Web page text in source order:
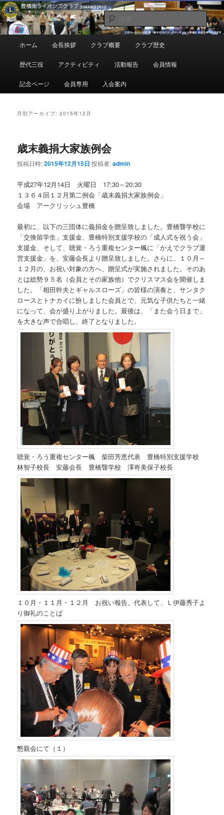
メ
イ
ン
コ
サ
ブ
コ
ン
豊橋南ライオンズクラブ
地域奉仕ボランティア
検
索
ュ
ホーム 会長挨拶 クラブ概要 クラブ歴史
歴代三役 アクティビティ 活動報告 会員情報
記念ページ 会員専用 入会案内
月別アーカイブ:2015年12月
歳末義捐大家族例会
投稿日時:2015年12月15日 投稿者:admin
平成27年12月14日 火曜日 17:30～20:30
１３６４回１２月第二例会「歳末義捐大家族例会」
会場 アークリッシュ豊橋
最初に、以下の三団体に義捐金を贈呈致しました。豊橋聾学校に
「交換留学生」支援金、豊橋特別支援学校の「成人式を祝う会」
支援金、そして、聴覚・ろう重複センター楓に「かえでクラブ運
営支援金」を、安藤会長より贈呈致しました。さらに、１０月～
１２月の、お祝い対象の方へ、贈呈式が実施されました。そのあ
とは総勢９５名（会員とその家族他）でクリスマス会を開催しま
した。「相田幹夫とギャルスローズ」の皆様の演奏と、サンタク
ロースとトナカイに扮しました会員とで、元気な子供たちと一緒
になって、会が盛り上がりました。最後は、「また会う日まで」
を大きな声で合唱し、終了となりました。
聴覚・ろう重複センター楓 柴田芳恵代表 豊橋特別支援学校
林智子校長 安藤会長 豊橋聾学校 澤嵜美保子校長
１０月・１１月・１２月 お祝い報告。代表して、Ｌ伊藤秀子よ
り御礼のことば
懇親会にて（１）